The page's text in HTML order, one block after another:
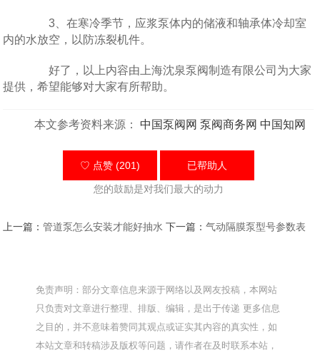
3、在寒冷季节，应浆泵体内的储液和轴承体冷却室
内的水放空，以防冻裂机件。
好了，以上内容由上海沈泉泵阀制造有限公司为大家
提供，希望能够对大家有所帮助。
本文参考资料来源： 中国泵阀网 泵阀商务网 中国知网
♡ 点赞 (201) 已帮助人
您的鼓励是对我们最大的动力
上一篇：管道泵怎么安装才能好抽水 下一篇：气动隔膜泵型号参数表
免责声明：部分文章信息来源于网络以及网友投稿，本网站
只负责对文章进行整理、排版、编辑，是出于传递 更多信息
之目的，并不意味着赞同其观点或证实其内容的真实性，如
本站文章和转稿涉及版权等问题，请作者在及时联系本站，